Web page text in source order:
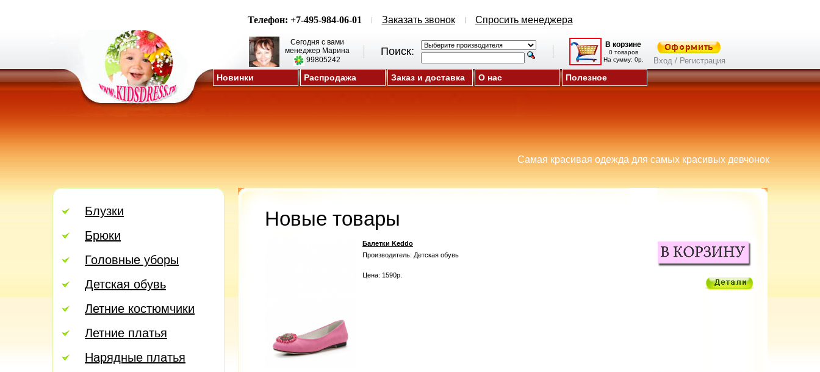
Телефон: +7-495-984-06-01 Заказать звонок Спросить менеджера
Сегодня с вами
менеджер Марина
99805242
Поиск:
В корзине
0 товаров
На сумму: 0р.
Вход / Регистрация
Новинки Распродажа Заказ и доставка О нас Полезное
Самая красивая одежда для самых красивых девчонок
Блузки
Брюки
Головные уборы
Детская обувь
Летние костюмчики
Летние платья
Нарядные платья
Новые товары
Балетки Keddo
Производитель: Детская обувь
Цена: 1590р.